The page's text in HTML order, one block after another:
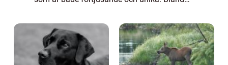
världen. Dessa små katter har fångat
uppmärksam...